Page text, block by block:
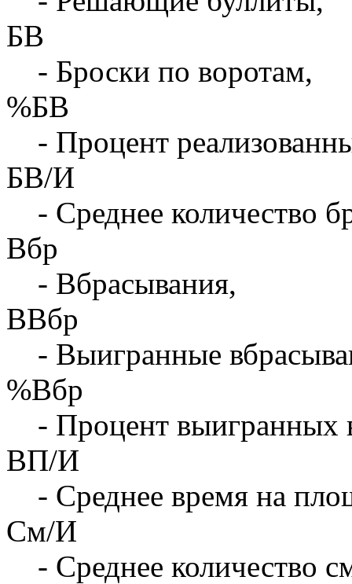
БВ
- Броски по воротам,
%БВ
- Процент
БВ/И
- Среднее количество
Вбр
- Вбрасывания,
ВВбр
- Выигранные
%Вбр
- Процент выигранных
ВП/И
- Среднее время на
См/И
- Среднее количество